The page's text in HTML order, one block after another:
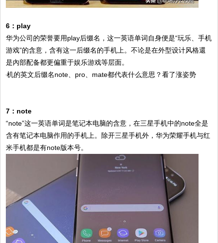
6：play
华为公司的荣誉要用play后缀名，这一英语单词自身便是“玩乐、手机
游戏”的含意，含有这一后缀名的手机上。不论是在外型设计风格還
是內部配备都更偏重于娱乐游戏等层面。
7：note
“note”这一英语单词是笔记本电脑的含意，在三星手机中的note全是
含有笔记本电脑作用的手机上。除开三星手机外，华为荣耀手机与红
米手机都是有note版本号。